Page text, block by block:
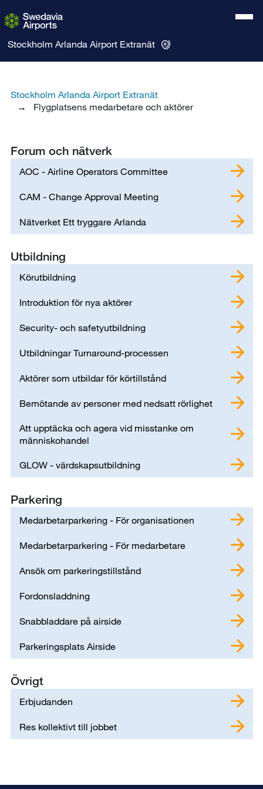
Stockholm Arlanda Airport Extranät
Stockholm Arlanda Airport Extranät
Flygplatsens medarbetare och aktörer
Forum och nätverk
AOC - Airline Operators Committee
CAM - Change Approval Meeting
Nätverket Ett tryggare Arlanda
Utbildning
Körutbildning
Introduktion för nya aktörer
Security- och safetyutbildning
Utbildningar Turnaround-processen
Aktörer som utbildar för körtillstånd
Bemötande av personer med nedsatt rörlighet
Att upptäcka och agera vid misstanke om
människohandel
GLOW - värdskapsutbildning
Parkering
Medarbetarparkering - För organisationen
Medarbetarparkering - För medarbetare
Ansök om parkeringstillstånd
Fordonsladdning
Snabbladdare på airside
Parkeringsplats Airside
Övrigt
Erbjudanden
Res kollektivt till jobbet